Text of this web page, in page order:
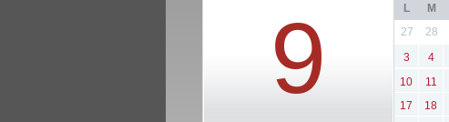
9
L
M
27
28
3
4
10
11
17
18